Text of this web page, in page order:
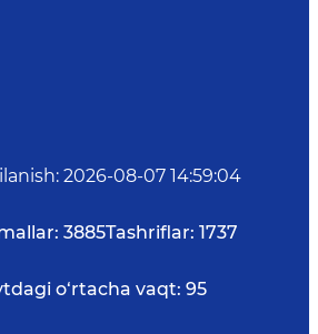
: 2026-08-07 14:59:04
3885Tashriflar: 1737
o‘rtacha vaqt: 95